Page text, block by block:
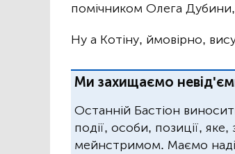
помічником Олега
Ну а Котіну, ймовірно,
Ми захищаємо
Останній Бастіон
події, особи, позиції,
мейнстримом. Маємо